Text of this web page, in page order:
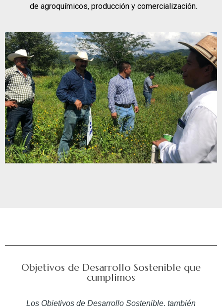
de agroquímicos, producción y comercialización.
Objetivos de Desarrollo Sostenible que
cumplimos
Los Objetivos de Desarrollo Sostenible, también